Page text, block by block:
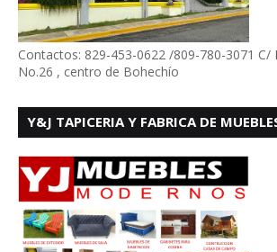
Contactos: 829-453-0622 /809-780-3071 C/
No.26 , centro de Bohechío
Y&J TAPICERIA Y FABRICA DE